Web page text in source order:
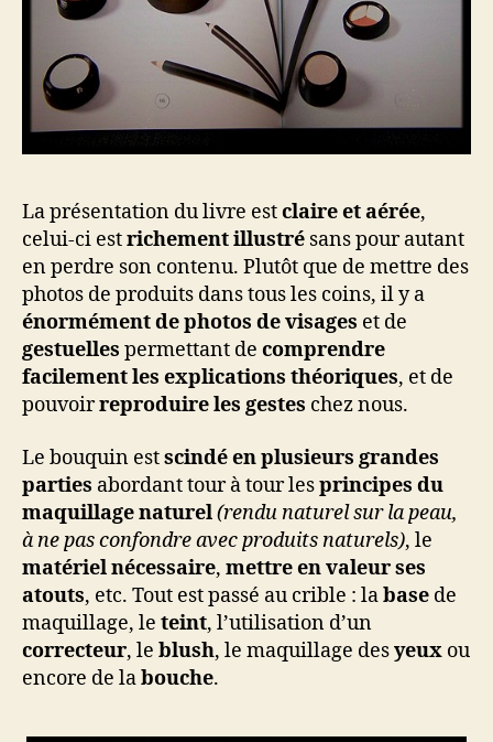
La présentation du livre estclaire et aérée,
celui-ci estrichement illustré sans pour autant
en perdre son contenu. Plutôt que de mettre des
photos de produits dans tous les coins, il y a
énormément de photos de visages et de
gestuelles permettant de comprendre
facilement les explications théoriques, et de
pouvoirreproduire les gestes chez nous.
Le bouquin estscindé en plusieurs grandes
parties abordant tour à tour lesprincipes du
maquillage naturel(rendu naturel sur la peau,
à ne pas confondre avec produits naturels), le
matériel nécessaire, mettre en valeur ses
atouts, etc. Tout est passé au crible : labase de
maquillage, le teint, l’utilisation d’un
correcteur, le blush, le maquillage desyeux ou
encore de labouche.